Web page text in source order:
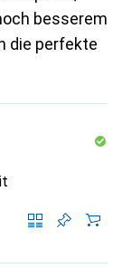
besserem
die perfekte